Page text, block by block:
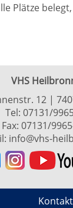
Plätze
VHS
12 |
Tel: 07131/
Fax: 07131/
info@vhs-
Kontakt